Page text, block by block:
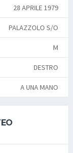
28 APRILE 1979
PALAZZOLO S/O
M
DESTRO
A UNA MANO